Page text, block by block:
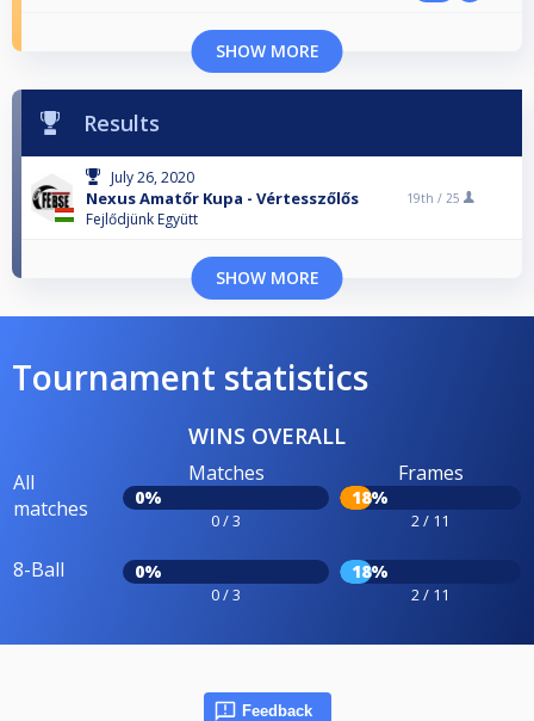
SHOW MORE
Results
July 26, 2020
Nexus Amatőr Kupa - Vértesszőlős
Fejlődjünk Együtt
19th / 25
SHOW MORE
Tournament statistics
WINS OVERALL
All
matches
Matches
0%
0 / 3
Frames
18%
2 / 11
8-Ball 0%
0 / 3
18%
2 / 11
Feedback